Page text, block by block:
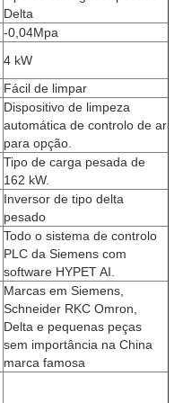
Delta
-0,04Mpa
4 kW
Fácil de limpar
Dispositivo de limpeza
automática de controlo de ar
para opção.
Tipo de carga pesada de
162 kW.
Inversor de tipo delta
pesado
Todo o sistema de controlo
PLC da Siemens com
software HYPET AI.
Marcas em Siemens,
Schneider RKC Omron,
Delta e pequenas peças
sem importância na China
marca famosa